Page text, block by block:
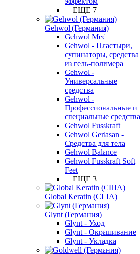
+ ЕЩЕ 7
Gehwol (Германия)
Gehwol Med
Gehwol - Пластыри,
супинаторы, средства
из гель-полимера
Gehwol -
Универсальные
средства
Gehwol -
Профессиональные и
специальные средства
Gehwol Fusskraft
Gehwol Gerlasan -
Средства для тела
Gehwol Balance
Gehwol Fusskraft Soft
Feet
+ ЕЩЕ 3
Global Keratin (США)
Glynt (Германия)
Glynt - Уход
Glynt - Окрашивание
Glynt - Укладка